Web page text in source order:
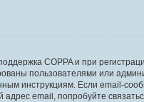
COPPA и при
пользователями или
инструкциям. Если email-
email, попробуйте